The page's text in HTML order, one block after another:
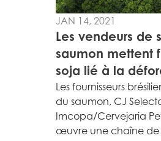
JAN 14, 2021
Les vendeurs de
saumon mettent
soja lié à la
Les fournisseurs
du saumon, CJ
Imcopa/Cervejaria
œuvre une chaîne de